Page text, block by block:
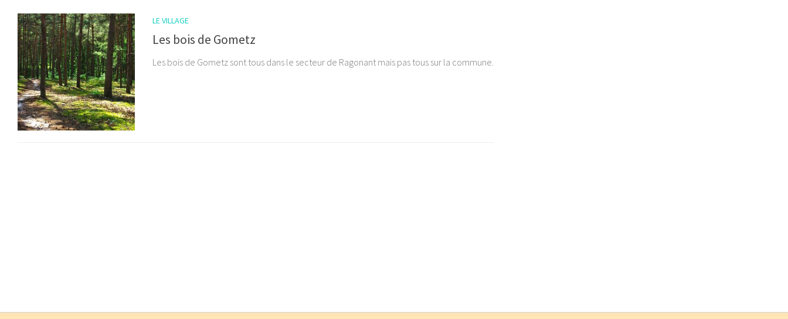
LE VILLAGE
Les bois de Gometz
Les bois de Gometz sont tous dans le secteur de Ragonant mais pas tous sur la commune.